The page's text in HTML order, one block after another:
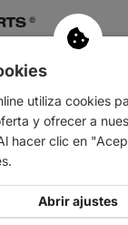
para remolques
para coches
utiliza cookies
y ofrecer a
hacer clic en
Abrir ajustes